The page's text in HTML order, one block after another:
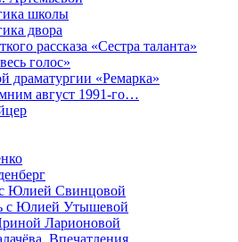
школы
двора
рассказа «Сестра таланта»
голос»
драматургии «Ремарка»
август 1991-го…
Юлией Свинцовой
с Юлией Утышевой
Ларионовой